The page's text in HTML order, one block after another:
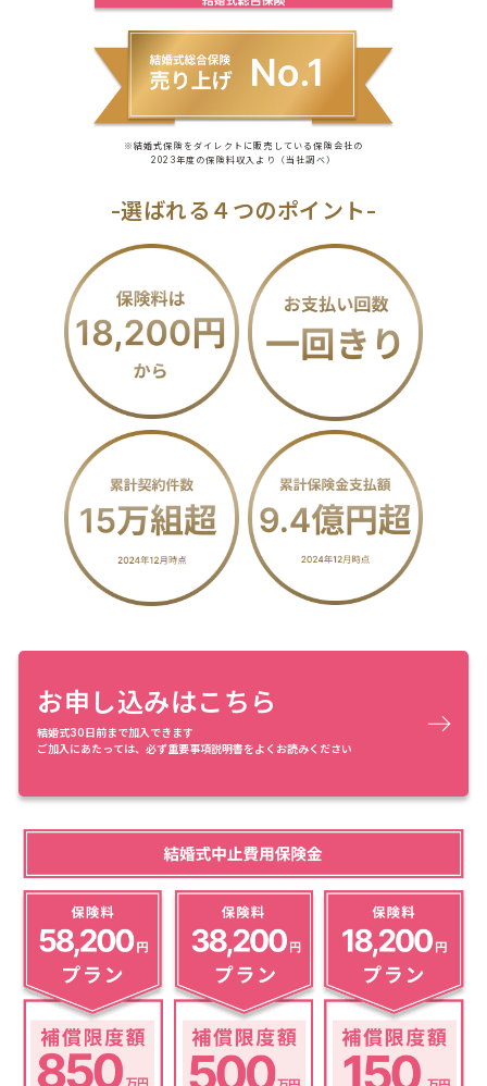
※結婚式保険をダイレクトに販売している保険会社の
2023年度の保険料収入より（当社調べ）
-選ばれる４つのポイント-
お申し込みはこちら
結婚式30日前まで加入できます
ご加入にあたっては、必ず重要事項説明書をよくお読みください